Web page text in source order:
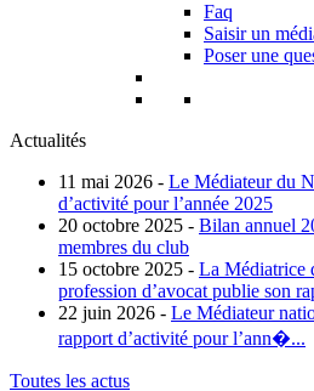
Faq
Saisir un
Poser une
Actualités
11 mai 2026 - Le Médiateur du
d’activité pour l’année 2025
20 octobre 2025 - Bilan annuel
membres du club
15 octobre 2025 - La Médiatrice
profession d’avocat publie son
22 juin 2026 - Le Médiateur
rapport d’activité pour l’ann�...
Toutes les actus